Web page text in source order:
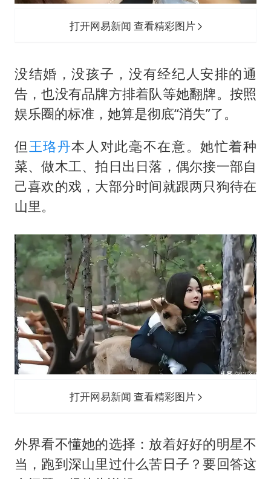
打开网易新闻 查看精彩图片
没结婚，没孩子，没有经纪人安排的通
告，也没有品牌方排着队等她翻牌。按照
娱乐圈的标准，她算是彻底“消失”了。
但王珞丹本人对此毫不在意。她忙着种
菜、做木工、拍日出日落，偶尔接一部自
己喜欢的戏，大部分时间就跟两只狗待在
山里。
打开网易新闻 查看精彩图片
外界看不懂她的选择：放着好好的明星不
当，跑到深山里过什么苦日子？要回答这